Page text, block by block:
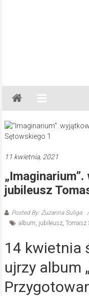
Gazeta
Regionalna
Częstochowa,
Kłobuck,
Myszków
11 kwietnia, 2021
jubileusz
Posted By: Zuzanna Suliga
album, jubileusz, Tomasz
14 kwietnia
ujrzy album